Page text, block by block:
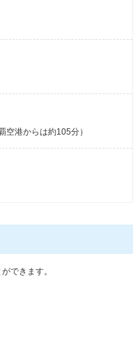
空港からは約105分）
できます。